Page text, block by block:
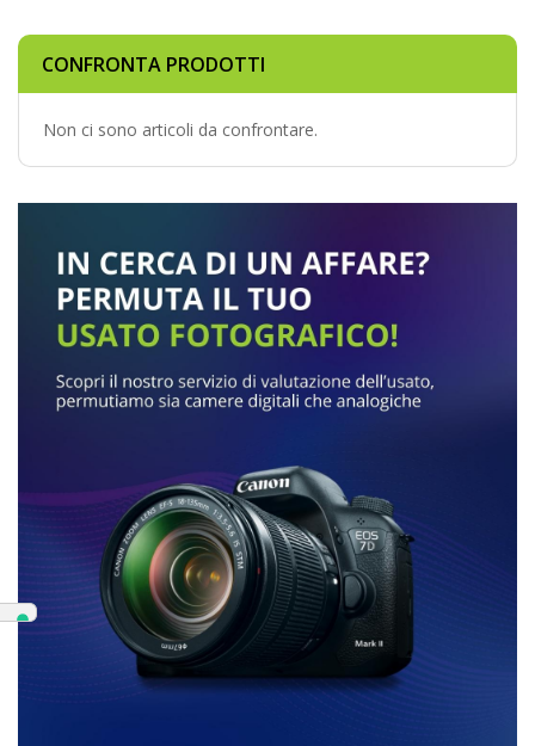
CONFRONTA PRODOTTI
Non ci sono articoli da confrontare.